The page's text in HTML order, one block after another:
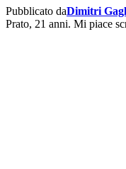
Pubblicato daDimitri
Prato, 21 anni. Mi piace